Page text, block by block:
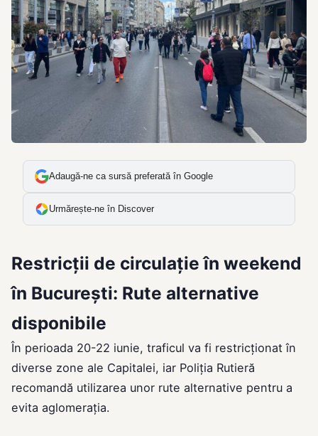
Adaugă-ne ca sursă preferată în Google
Urmărește-ne în Discover
Restricții de circulație în weekend
în București: Rute alternative
disponibile
În perioada 20-22 iunie, traficul va fi restricționat în
diverse zone ale Capitalei, iar Poliția Rutieră
recomandă utilizarea unor rute alternative pentru a
evita aglomerația.